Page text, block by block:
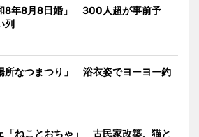
8年8月8日婚」 300人超が事前予
列
所なつまつり」 浴衣姿でヨーヨー釣
「ねことおちゃ」 古民家改築、猫と